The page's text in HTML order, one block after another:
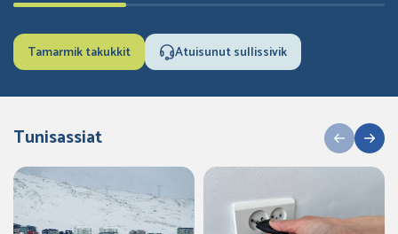
Tamarmik takukkit Atuisunut sullissivik
Tunisassiat